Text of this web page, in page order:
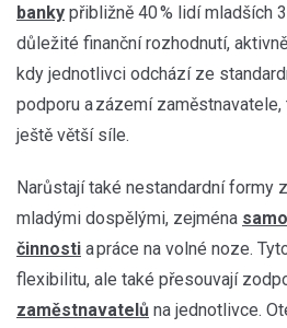
banky přibližně 40 % lidí mladších
důležité finanční rozhodnutí,
kdy jednotlivci odchází ze
podporu a zázemí
ještě větší síle.
Narůstají také nestandardní formy
mladými dospělými, zejména
činnosti a práce na volné noze.
flexibilitu, ale také přesouvají
zaměstnavatelů na jednotlivce.